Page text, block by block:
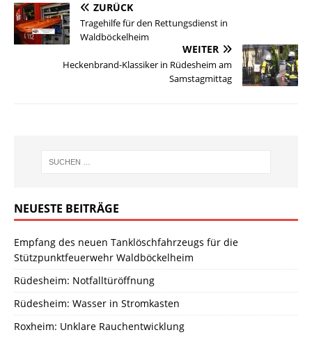
ZURÜCK
Tragehilfe für den Rettungsdienst in
Waldböckelheim
WEITER
Heckenbrand-Klassiker in Rüdesheim am
Samstagmittag
NEUESTE BEITRÄGE
Empfang des neuen Tanklöschfahrzeugs für die
Stützpunktfeuerwehr Waldböckelheim
Rüdesheim: Notfalltüröffnung
Rüdesheim: Wasser in Stromkasten
Roxheim: Unklare Rauchentwicklung